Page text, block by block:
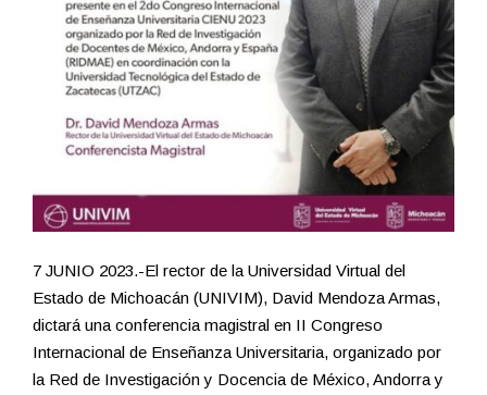
7 JUNIO 2023.-El rector de la Universidad Virtual del
Estado de Michoacán (UNIVIM), David Mendoza Armas,
dictará una conferencia magistral en II Congreso
Internacional de Enseñanza Universitaria, organizado por
la Red de Investigación y Docencia de México, Andorra y